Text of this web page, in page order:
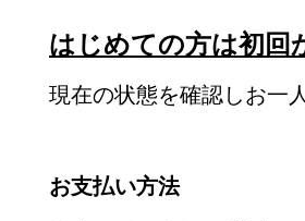
はじめての方は初回
現在の状態を確認しお一
お支払い方法